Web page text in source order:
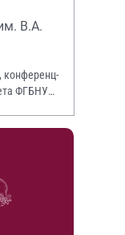
В.А.
конференц-
ФГБНУ